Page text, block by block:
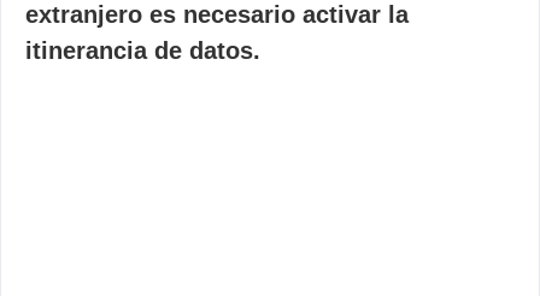
extranjero es necesario activar la
itinerancia de datos.